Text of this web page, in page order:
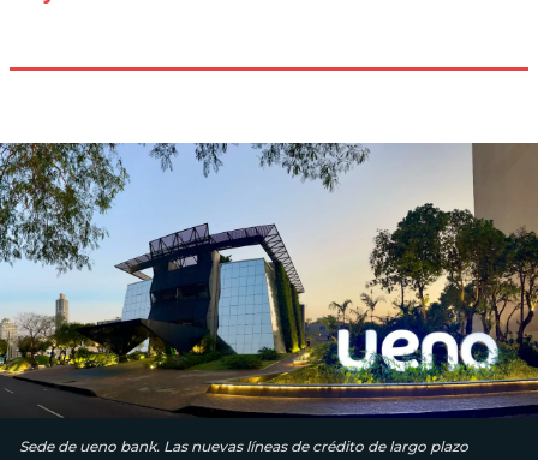
Sede de ueno bank. Las nuevas líneas de crédito de largo plazo